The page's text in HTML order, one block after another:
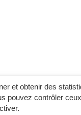
et obtenir des
pouvez contrôler